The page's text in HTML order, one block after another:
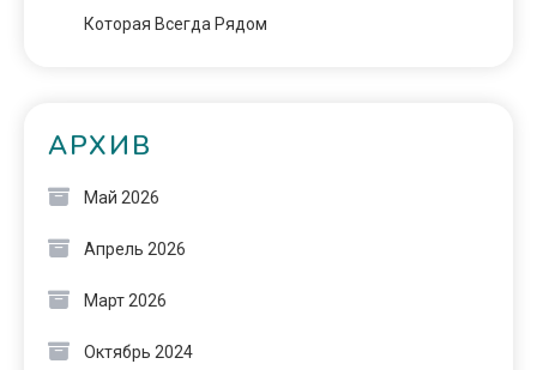
Которая Всегда Рядом
АРХИВ
Май 2026
Апрель 2026
Март 2026
Октябрь 2024